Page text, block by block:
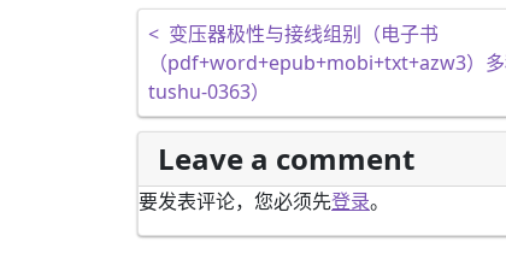
文章导航
< 变压器极性与接线组别（电子书
（pdf+word+epub+mobi+txt+azw3）多
tushu-0363）
Leave a comment
要发表评论，您必须先登录。